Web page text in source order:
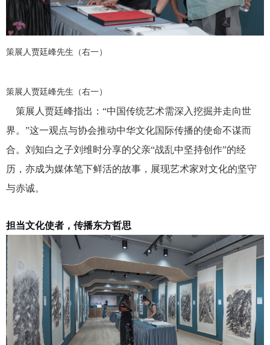
策展人贾廷峰先生（右一）
策展人贾廷峰先生（右一）
策展人贾廷峰指出：“中国传统艺术需深入挖掘并走向世
界。”这一观点与协会推动中华文化国际传播的使命不谋而
合。刘知白之子刘维时分享的父亲“战乱中坚持创作”的经
历，亦成为媒体笔下鲜活的故事，展现艺术家对文化的坚守
与赤诚。
担当文化使者，传播东方哲思